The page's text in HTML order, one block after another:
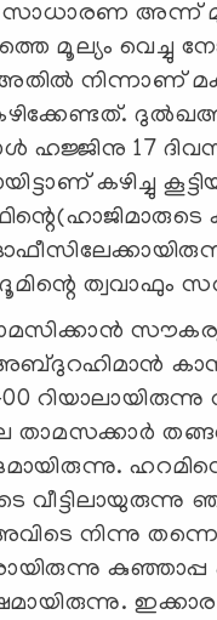
സാധാരണ അന്ന്
മൂല്യം വെച്ചു
നിന്നാണ്
ഹജ്ജിനു 17
കഴിച്ചു
ത്വവാഫും
താമസക്കാര്‍
വീട്ടിലായുരുന്നു
നിന്നു തന്നെ